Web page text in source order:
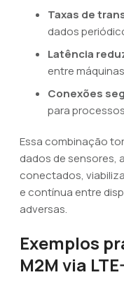
Taxas de
dados
Latência
entre
Conexões
para
Essa combinação
dados de sensores,
conectados,
e contínua entre
adversas.
Exemplos
M2M via